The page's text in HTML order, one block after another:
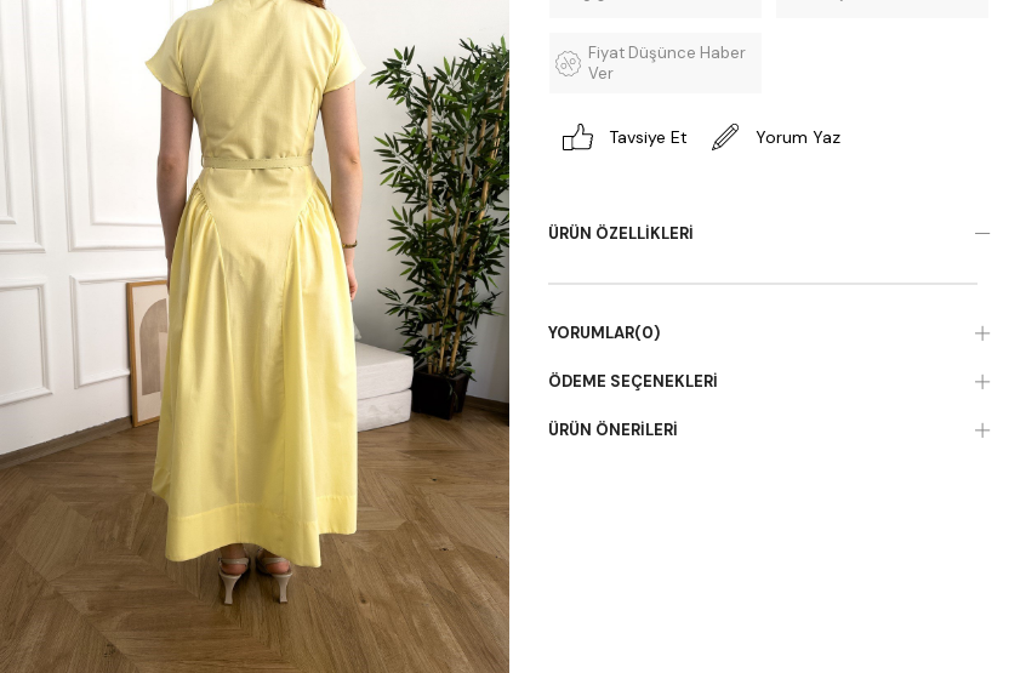
Fiyat Düşünce Haber
Ver
Tavsiye Et Yorum Yaz
ÜRÜN ÖZELLIKLERI
YORUMLAR(0)
ÖDEME SEÇENEKLERI
ÜRÜN ÖNERILERI